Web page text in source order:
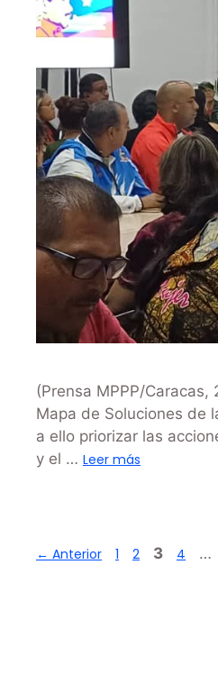
(Prensa MPPP/
Mapa de Soluciones de
a ello priorizar las
y el … Leer más
← Anterior 1 2 3 4 …